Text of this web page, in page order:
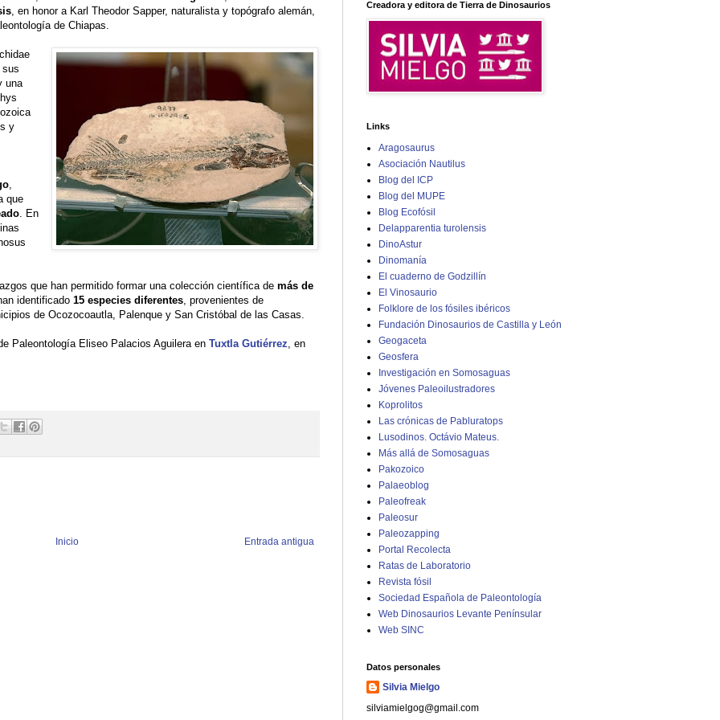
, en honor a Karl Theodor Sapper, naturalista y topógrafo alemán,
de Chiapas.
sus
una
y
que
. En
que han permitido formar una colección científica de más de
identificado 15 especies diferentes , provenientes de
de Ocozocoautla, Palenque y San Cristóbal de las Casas.
Paleontología Eliseo Palacios Aguilera en Tuxtla Gutiérrez , en
Entrada antigua
Inicio
Creadora y editora de Tierra de Dinosaurios
Links
Aragosaurus
Asociación Nautilus
Blog del ICP
Blog del MUPE
Blog Ecofósil
Delapparentia turolensis
DinoAstur
Dinomanía
El cuaderno de Godzillín
El Vinosaurio
Folklore de los fósiles ibéricos
Fundación Dinosaurios de Castilla y León
Geogaceta
Geosfera
Investigación en Somosaguas
Jóvenes Paleoilustradores
Koprolitos
Las crónicas de Pabluratops
Lusodinos. Octávio Mateus.
Más allá de Somosaguas
Pakozoico
Palaeoblog
Paleofreak
Paleosur
Paleozapping
Portal Recolecta
Ratas de Laboratorio
Revista fósil
Sociedad Española de Paleontología
Web Dinosaurios Levante Penínsular
Web SINC
Datos personales
Silvia Mielgo
silviamielgog@gmail.com